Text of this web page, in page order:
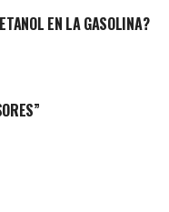
EN LA GASOLINA?